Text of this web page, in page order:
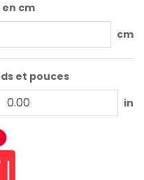
cm
cm
et pouces
in